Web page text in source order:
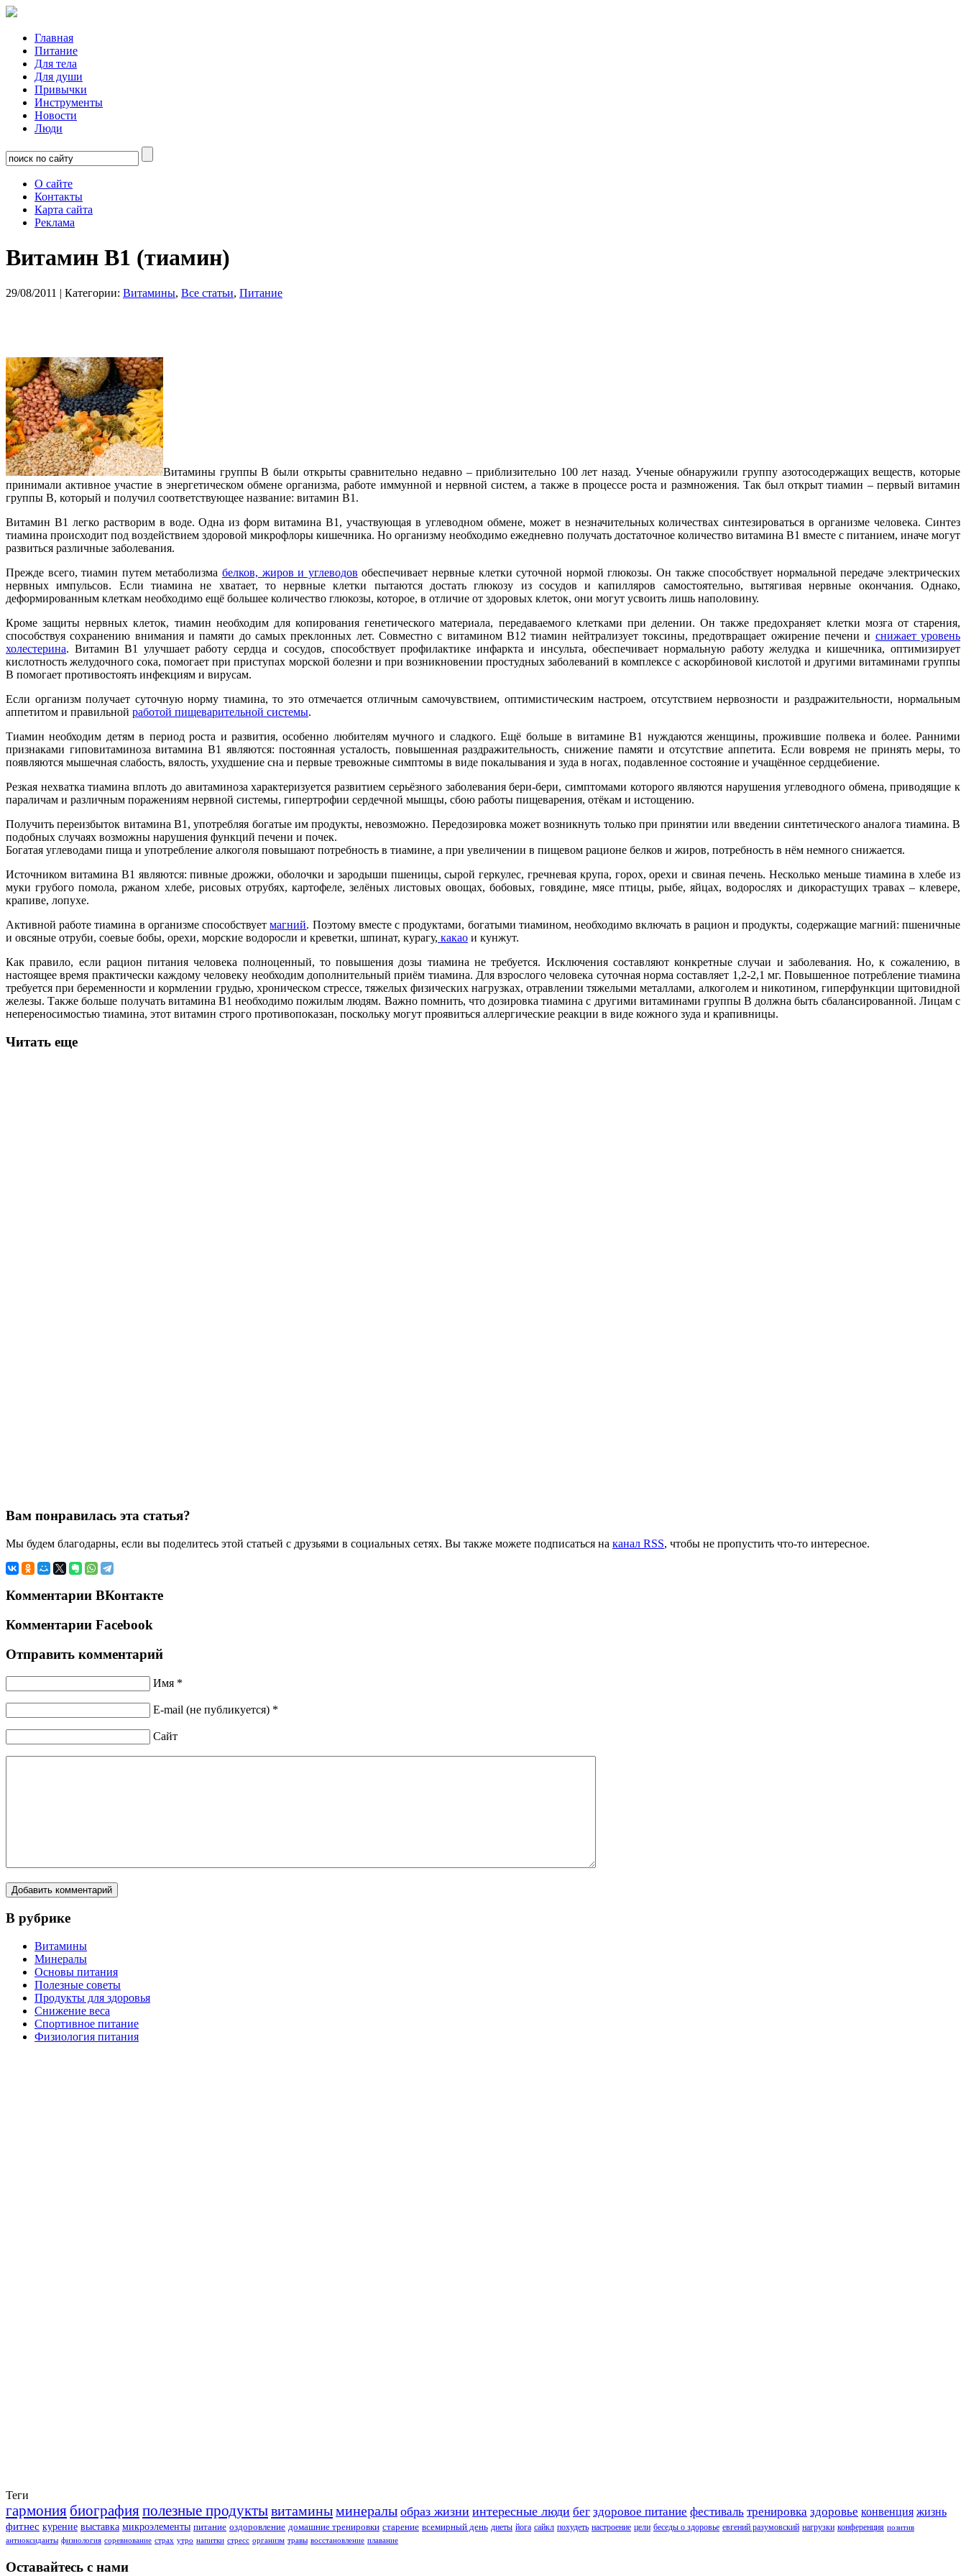
Главная
Питание
Для тела
Для души
Привычки
Инструменты
Новости
Люди
О сайте
Контакты
Карта сайта
Реклама
Витамин В1 (тиамин)
29/08/2011 | Категории: Витамины, Все статьи, Питание
Витамины группы В были открыты сравнительно недавно – приблизительно 100 лет назад. Ученые обнаружили группу азотосодержащих веществ, которые
принимали активное участие в энергетическом обмене организма, работе иммунной и нервной систем, а также в процессе роста и размножения. Так был открыт тиамин – первый витамин
группы В, который и получил соответствующее название: витамин В1.
Витамин В1 легко растворим в воде. Одна из форм витамина В1, участвующая в углеводном обмене, может в незначительных количествах синтезироваться в организме человека. Синтез
тиамина происходит под воздействием здоровой микрофлоры кишечника. Но организму необходимо ежедневно получать достаточное количество витамина В1 вместе с питанием, иначе могут
развиться различные заболевания.
Прежде всего, тиамин путем метаболизма белков, жиров и углеводов обеспечивает нервные клетки суточной нормой глюкозы. Он также способствует нормальной передаче электрических
нервных импульсов. Если тиамина не хватает, то нервные клетки пытаются достать глюкозу из сосудов и капилляров самостоятельно, вытягивая нервные окончания. Однако,
деформированным клеткам необходимо ещё большее количество глюкозы, которое, в отличие от здоровых клеток, они могут усвоить лишь наполовину.
Кроме защиты нервных клеток, тиамин необходим для копирования генетического материала, передаваемого клетками при делении. Он также предохраняет клетки мозга от старения,
способствуя сохранению внимания и памяти до самых преклонных лет. Совместно с витамином В12 тиамин нейтрализует токсины, предотвращает ожирение печени и снижает уровень
холестерина. Витамин В1 улучшает работу сердца и сосудов, способствует профилактике инфаркта и инсульта, обеспечивает нормальную работу желудка и кишечника, оптимизирует
кислотность желудочного сока, помогает при приступах морской болезни и при возникновении простудных заболеваний в комплексе с аскорбиновой кислотой и другими витаминами группы
В помогает противостоять инфекциям и вирусам.
Если организм получает суточную норму тиамина, то это отмечается отличным самочувствием, оптимистическим настроем, отсутствием нервозности и раздражительности, нормальным
аппетитом и правильной работой пищеварительной системы.
Тиамин необходим детям в период роста и развития, особенно любителям мучного и сладкого. Ещё больше в витамине В1 нуждаются женщины, прожившие полвека и более. Ранними
признаками гиповитаминоза витамина В1 являются: постоянная усталость, повышенная раздражительность, снижение памяти и отсутствие аппетита. Если вовремя не принять меры, то
появляются мышечная слабость, вялость, ухудшение сна и первые тревожные симптомы в виде покалывания и зуда в ногах, подавленное состояние и учащённое сердцебиение.
Резкая нехватка тиамина вплоть до авитаминоза характеризуется развитием серьёзного заболевания бери-бери, симптомами которого являются нарушения углеводного обмена, приводящие к
параличам и различным поражениям нервной системы, гипертрофии сердечной мышцы, сбою работы пищеварения, отёкам и истощению.
Получить переизбыток витамина В1, употребляя богатые им продукты, невозможно. Передозировка может возникнуть только при принятии или введении синтетического аналога тиамина. В
подобных случаях возможны нарушения функций печени и почек.
Богатая углеводами пища и употребление алкоголя повышают потребность в тиамине, а при увеличении в пищевом рационе белков и жиров, потребность в нём немного снижается.
Источником витамина В1 являются: пивные дрожжи, оболочки и зародыши пшеницы, сырой геркулес, гречневая крупа, горох, орехи и свиная печень. Несколько меньше тиамина в хлебе из
муки грубого помола, ржаном хлебе, рисовых отрубях, картофеле, зелёных листовых овощах, бобовых, говядине, мясе птицы, рыбе, яйцах, водорослях и дикорастущих травах – клевере,
крапиве, лопухе.
Активной работе тиамина в организме способствуетмагний. Поэтому вместе с продуктами, богатыми тиамином, необходимо включать в рацион и продукты, содержащие магний: пшеничные
и овсяные отруби, соевые бобы, орехи, морские водоросли и креветки, шпинат, курагу, какао и кунжут.
Как правило, если рацион питания человека полноценный, то повышения дозы тиамина не требуется. Исключения составляют конкретные случаи и заболевания. Но, к сожалению, в
настоящее время практически каждому человеку необходим дополнительный приём тиамина. Для взрослого человека суточная норма составляет 1,2-2,1 мг. Повышенное потребление тиамина
требуется при беременности и кормлении грудью, хроническом стрессе, тяжелых физических нагрузках, отравлении тяжелыми металлами, алкоголем и никотином, гиперфункции щитовидной
железы. Также больше получать витамина В1 необходимо пожилым людям. Важно помнить, что дозировка тиамина с другими витаминами группы В должна быть сбалансированной. Лицам с
непереносимостью тиамина, этот витамин строго противопоказан, поскольку могут проявиться аллергические реакции в виде кожного зуда и крапивницы.
Читать еще
Вам понравилась эта статья?
Мы будем благодарны, если вы поделитесь этой статьей с друзьями в социальных сетях. Вы также можете подписаться на канал RSS, чтобы не пропустить что-то интересное.
Комментарии ВКонтакте
Комментарии Facebook
Отправить комментарий
Имя *
E-mail (не публикуется) *
Сайт
В рубрике
Витамины
Минералы
Основы питания
Полезные советы
Продукты для здоровья
Снижение веса
Спортивное питание
Физиология питания
Теги
гармония биографияполезные продуктывитаминыминералы образ жизни интересные люди бег здоровое питание фестиваль тренировка здоровье конвенция жизнь
фитнес курение выставка микроэлементы питание оздоровление домашние тренировки старение всемирный день диеты йога сайкл похудеть настроение цели беседы о здоровье евгений разумовский нагрузки конференция позитив
антиоксиданты физиология соревнование страх утро напитки стресс организм травы восстановление плавание
Оставайтесь с нами